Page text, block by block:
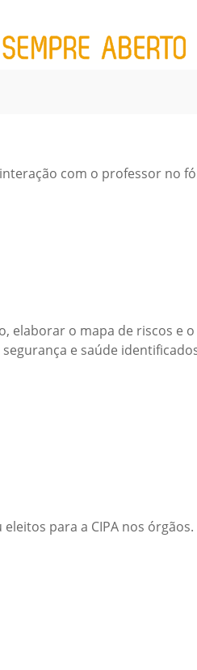
com o professor no
elaborar o mapa de riscos e
e saúde
para a CIPA nos órgãos.